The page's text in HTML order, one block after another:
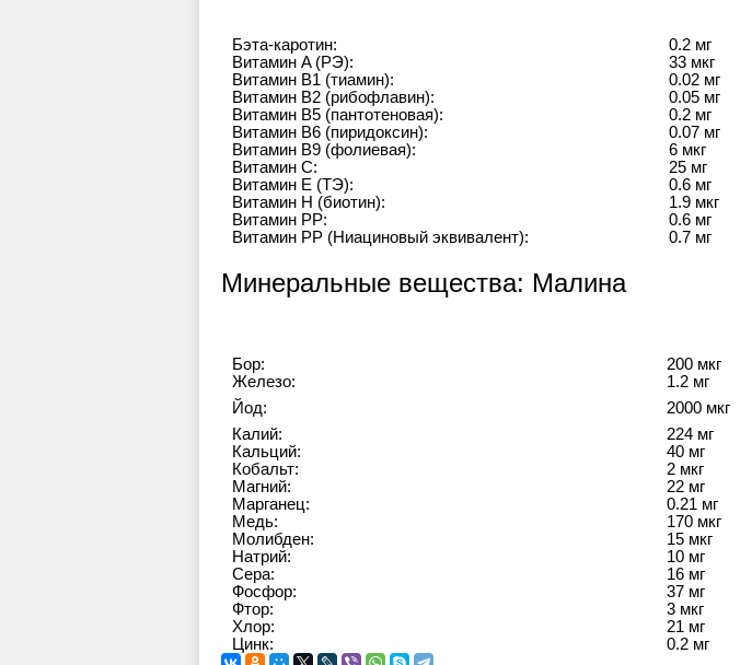
Бэта-каротин:
0.2 мг
Витамин A (РЭ):
33 мкг
Витамин B1 (тиамин):
0.02 мг
Витамин B2 (рибофлавин):
0.05 мг
Витамин B5 (пантотеновая):
0.2 мг
Витамин B6 (пиридоксин):
0.07 мг
Витамин B9 (фолиевая):
6 мкг
Витамин C:
25 мг
Витамин E (ТЭ):
0.6 мг
Витамин H (биотин):
1.9 мкг
Витамин PP:
0.6 мг
Витамин PP (Ниациновый эквивалент):
0.7 мг
Минеральные вещества: Малина
Бор:
200 мкг
Железо:
1.2 мг
Йод:
2000 мкг
Калий:
224 мг
Кальций:
40 мг
Кобальт:
2 мкг
Магний:
22 мг
Марганец:
0.21 мг
Медь:
170 мкг
Молибден:
15 мкг
Натрий:
10 мг
Сера:
16 мг
Фосфор:
37 мг
Фтор:
3 мкг
Хлор:
21 мг
Цинк:
0.2 мг